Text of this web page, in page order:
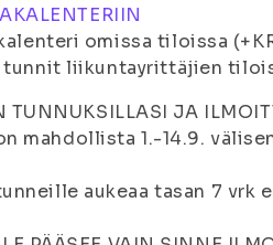
omissa tiloissa
tunnit liikuntayrittäjien
TUNNUKSILLASI JA
mahdollista 1.-14.9.
aukeaa tasan 7 vrk